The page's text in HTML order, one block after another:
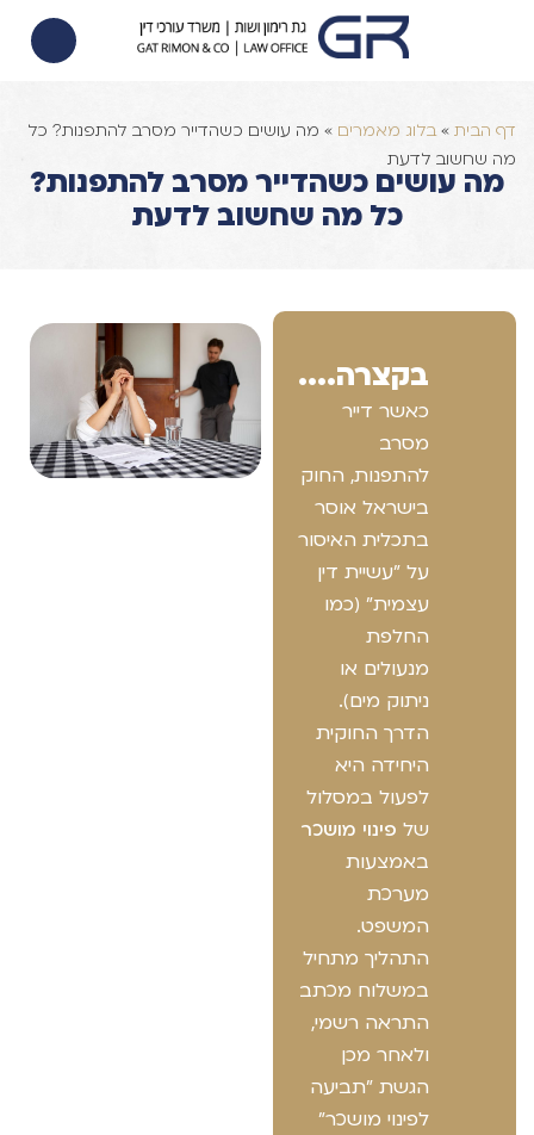
דף הבית »בלוג מאמרים » מה עושים כשהדייר מסרב להתפנות? כל
מה שחשוב לדעת
מה עושים כשהדייר מסרב להתפנות?
כל מה שחשוב לדעת
בקצרה....
כאשר דייר
מסרב
להתפנות, החוק
בישראל אוסר
בתכלית האיסור
על "עשיית דין
עצמית" (כמו
החלפת
מנעולים או
ניתוק מים).
הדרך החוקית
היחידה היא
לפעול במסלול
של פינוי מושכר
באמצעות
מערכת
המשפט.
התהליך מתחיל
במשלוח מכתב
התראה רשמי,
ולאחר מכן
הגשת "תביעה
לפינוי מושכר"